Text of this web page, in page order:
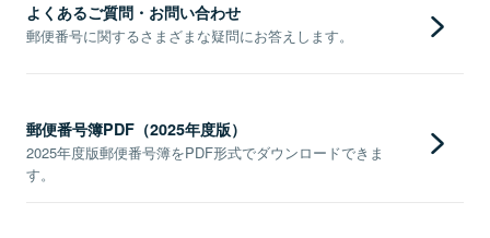
よくあるご質問・お問い合わせ
郵便番号に関するさまざまな疑問にお答えします。
郵便番号簿PDF（2025年度版）
2025年度版郵便番号簿をPDF形式でダウンロードできま
す。